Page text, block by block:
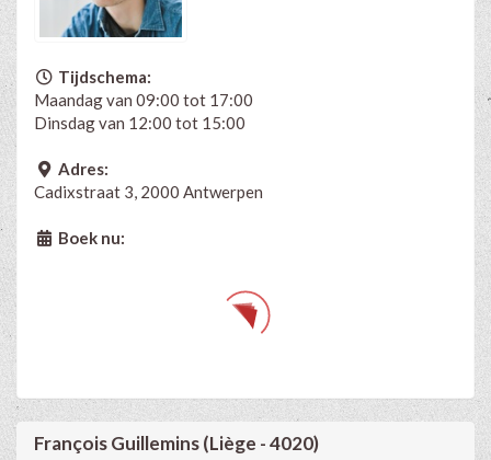
Tijdschema:
Maandag van 09:00 tot 17:00
Dinsdag van 12:00 tot 15:00
Adres:
Cadixstraat 3, 2000 Antwerpen
Boek nu:
François Guillemins (Liège - 4020)